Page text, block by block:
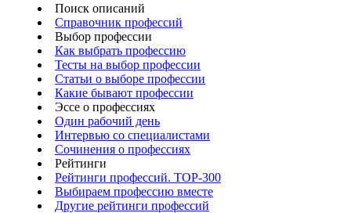
Поиск описаний
Справочник профессий
Выбор профессии
Как выбрать профессию
Тесты на выбор профессии
Статьи о выборе профессии
Какие бывают профессии
Эссе о профессиях
Один рабочий день
Интервью со специалистами
Сочинения о профессиях
Рейтинги
Рейтинги профессий. TOP-300
Выбираем профессию вместе
Другие рейтинги профессий